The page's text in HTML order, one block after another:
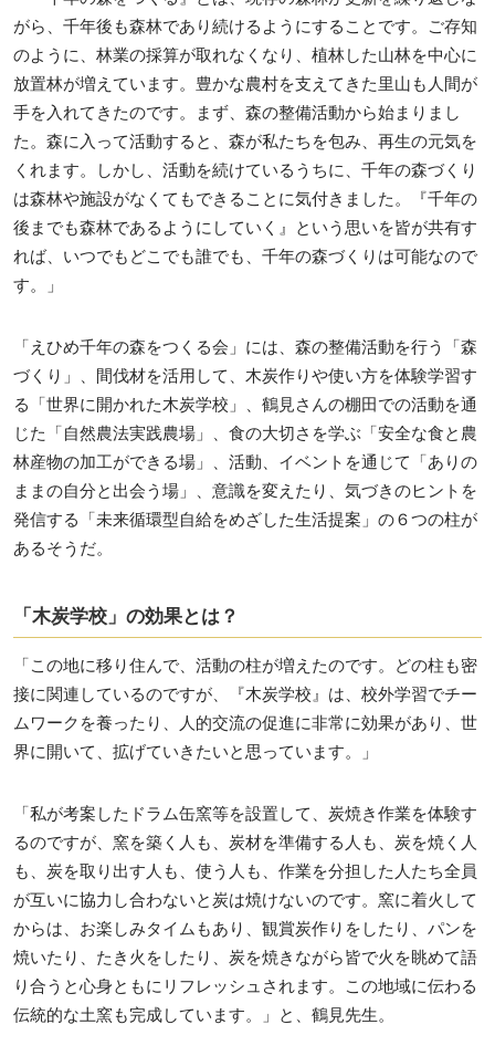
がら、千年後も森林であり続けるようにすることです。ご存知
のように、林業の採算が取れなくなり、植林した山林を中心に
放置林が増えています。豊かな農村を支えてきた里山も人間が
手を入れてきたのです。まず、森の整備活動から始まりまし
た。森に入って活動すると、森が私たちを包み、再生の元気を
くれます。しかし、活動を続けているうちに、千年の森づくり
は森林や施設がなくてもできることに気付きました。『千年の
後までも森林であるようにしていく』という思いを皆が共有す
れば、いつでもどこでも誰でも、千年の森づくりは可能なので
す。」
「えひめ千年の森をつくる会」には、森の整備活動を行う「森
づくり」、間伐材を活用して、木炭作りや使い方を体験学習す
る「世界に開かれた木炭学校」、鶴見さんの棚田での活動を通
じた「自然農法実践農場」、食の大切さを学ぶ「安全な食と農
林産物の加工ができる場」、活動、イベントを通じて「ありの
ままの自分と出会う場」、意識を変えたり、気づきのヒントを
発信する「未来循環型自給をめざした生活提案」の６つの柱が
あるそうだ。
「木炭学校」の効果とは？
「この地に移り住んで、活動の柱が増えたのです。どの柱も密
接に関連しているのですが、『木炭学校』は、校外学習でチー
ムワークを養ったり、人的交流の促進に非常に効果があり、世
界に開いて、拡げていきたいと思っています。」
「私が考案したドラム缶窯等を設置して、炭焼き作業を体験す
るのですが、窯を築く人も、炭材を準備する人も、炭を焼く人
も、炭を取り出す人も、使う人も、作業を分担した人たち全員
が互いに協力し合わないと炭は焼けないのです。窯に着火して
からは、お楽しみタイムもあり、観賞炭作りをしたり、パンを
焼いたり、たき火をしたり、炭を焼きながら皆で火を眺めて語
り合うと心身ともにリフレッシュされます。この地域に伝わる
伝統的な土窯も完成しています。」と、鶴見先生。